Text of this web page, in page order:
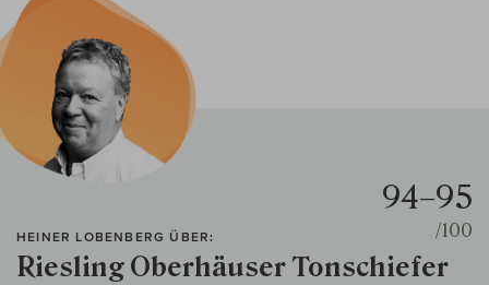
HEINER LOBENBERG ÜBER:
Riesling Oberhäuser Tonschiefer
94–95
/100